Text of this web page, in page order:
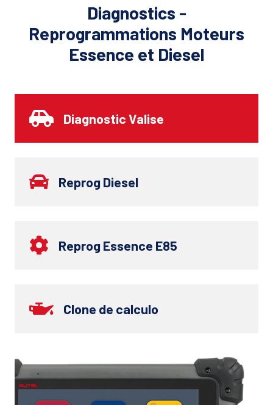
Diagnostics -
Reprogrammations Moteurs
Essence et Diesel
Diagnostic Valise
Reprog Diesel
Reprog Essence E85
Clone de calculo